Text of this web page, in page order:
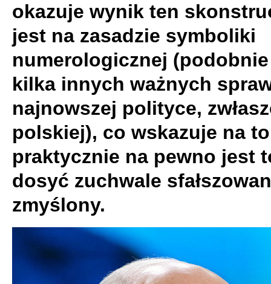
okazuje wynik ten
jest na zasadzie symboliki
numerologicznej
kilka innych ważnych
najnowszej polityce,
polskiej), co wskazuje na
praktycznie na pewno jest
dosyć zuchwale
zmyślony.